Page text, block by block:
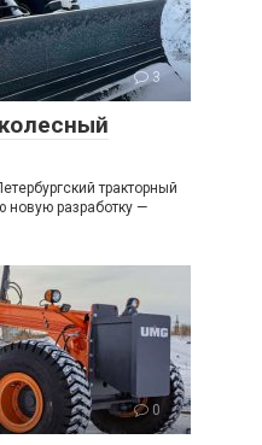
3
тракторный
новую разработку —
0